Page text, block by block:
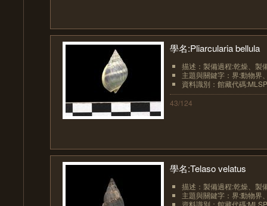
學名:Pliarcularia bellula
描述：製備過程:乾燥、製
主題與關鍵字：界:動物界
資料識別：館藏代碼
43/124
學名:Telaso velatus
描述：製備過程:乾燥、製
主題與關鍵字：界:動物界
資料識別：館藏代碼